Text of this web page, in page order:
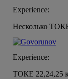
Experience:
Несколько
Experience:
ТОКЕ 22,24,25